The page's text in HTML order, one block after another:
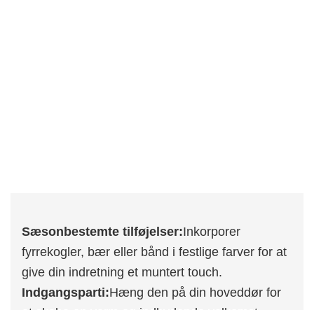
Sæsonbestemte tilføjelser:Inkorporer
fyrrekogler, bær eller bånd i festlige farver for at
give din indretning et muntert touch.
Indgangsparti:Hæng den på din hoveddør for